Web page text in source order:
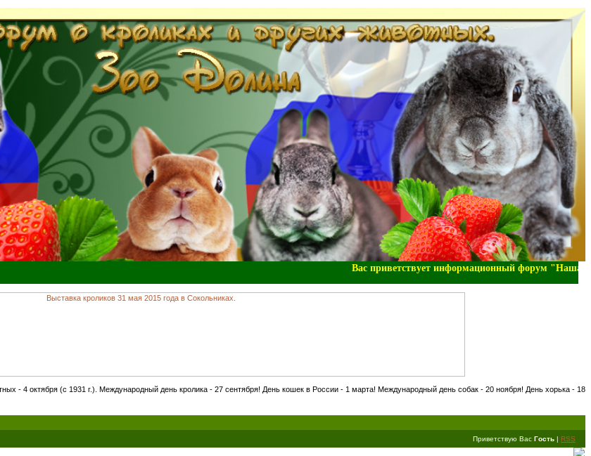
Вас приветствует информационный форум "Наша-
(с 1931 г.). Международный день кролика - 27 сентября! День кошек в России - 1 марта! Международный день собак - 20 ноября! День хорька - 18
Приветствую Вас Гость | RSS